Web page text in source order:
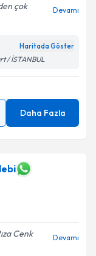
çok
Devamı
Haritada Göster
/ İSTANBUL
Daha Fazla
Cenk
Devamı